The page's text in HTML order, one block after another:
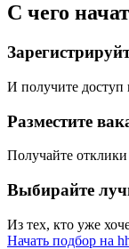
С чего
И получите доступ
Разместите
Получайте отклики
Выбирайте
Из тех, кто уже
Начать подбор на